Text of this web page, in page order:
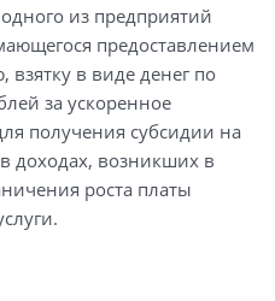
из предприятий
предоставлением
в виде денег по
за ускоренное
получения субсидии на
доходах, возникших в
роста платы